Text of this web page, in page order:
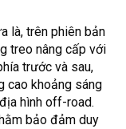
là, trên phiên bản
treo nâng cấp với
trước và sau,
cao khoảng sáng
hình off-road.
bảo đảm duy